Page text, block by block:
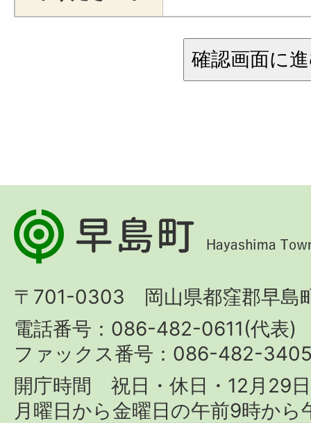
早
島
Hayashima
Town
〒701-0303 岡山県都窪郡早島
電話番号：086-482-0611(代表)
ファックス番号：086-482-
開庁時間 祝日・休日・12月29
月曜日から金曜日の午前9時か